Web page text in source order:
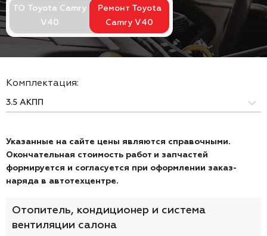
ТО Toyota Camry
V40
Ремонт Toyota
Camry V40
Комплектация:
Указанные на сайте цены являются справочными.
Окончательная стоимость работ и запчастей
формируется и согласуется при оформлении заказ-
наряда в автотехцентре.
Отопитель, кондиционер и система
вентиляции салона